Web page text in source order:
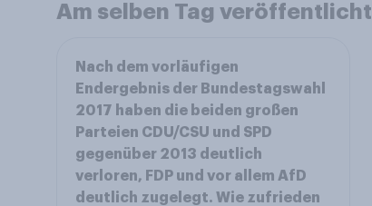
Am selben Tag veröffentlicht
Nach dem vorläufigen
Endergebnis der Bundestagswahl
2017 haben die beiden großen
Parteien CDU/CSU und SPD
gegenüber 2013 deutlich
verloren, FDP und vor allem AfD
deutlich zugelegt. Wie zufrieden